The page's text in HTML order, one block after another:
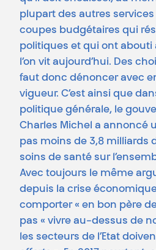
plupart des autres services
coupes budgétaires qui
politiques et qui ont abouti
l’on vit aujourd’hui. Des
faut donc dénoncer avec
vigueur. C’est ainsi que
politique générale, le
Charles Michel a annoncé
pas moins de 3,8 milliards
soins de santé sur
Avec toujours le même
depuis la crise
comporter « en bon père
pas « vivre au-dessus de
les secteurs de l’Etat